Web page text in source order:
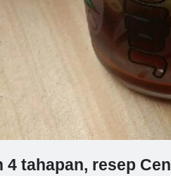
4 tahapan, resep